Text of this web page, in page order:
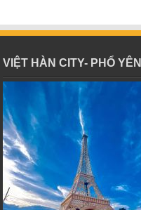
VIỆT HÀN CITY- PHỔ